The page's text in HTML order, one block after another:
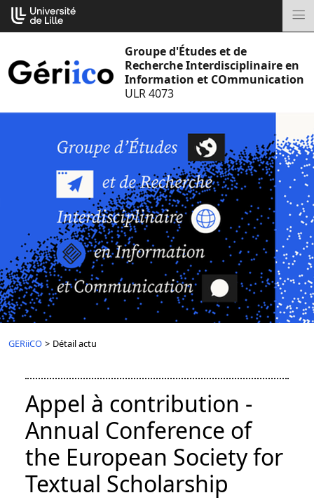
Aller
au
Groupe d'Études et de
Recherche Interdisciplinaire en
Information et COmmunication
ULR 4073
GERiiCO > Détail actu
Appel à contribution -
Annual Conference of
the European Society for
Textual Scholarship
Cookies management panel